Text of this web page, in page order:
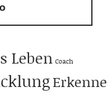
Leben Coach
Erkenne